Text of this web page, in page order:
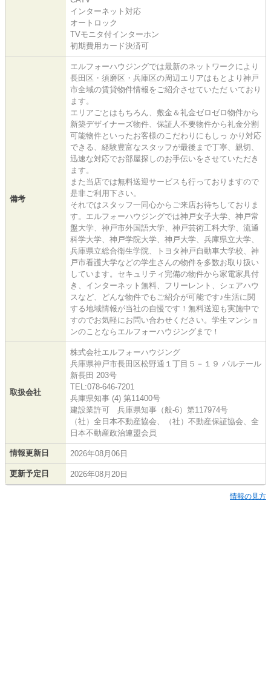
インターネット対応
オートロック
TVモニタ付インターホン
初期費用カード決済可
備考
エルフォーハウジングでは最新のネットワークにより
長田区・須磨区・兵庫区の周辺エリアはもとより神戸
市全域の賃貸物件情報をご紹介させていただ いており
ます。
エリアごとはもちろん、敷金＆礼金ゼロゼロ物件から
新築デザイナーズ物件、保証人不要物件から礼金分割
可能物件といったお客様のこだわりにもしっ かり対応
できる、経験豊富なスタッフが最後まで丁寧、親切、
迅速な対応でお部屋探しのお手伝いをさせていただき
ます。
また当店では無料送迎サービスも行っておりますので
是非ご利用下さい。
それではスタッフ一同心からご来店お待ちしておりま
す。エルフォーハウジングでは神戸女子大学、神戸常
盤大学、神戸市外国語大学、神戸芸術工科大学、流通
科学大学、神戸学院大学、神戸大学、兵庫県立大学、
兵庫県立総合衛生学院、トヨタ神戸自動車大学校、神
戸市看護大学などの学生さんの物件を多数お取り扱い
しています。セキュリティ完備の物件から家電家具付
き、インターネット無料、フリーレント、シェアハウ
スなど、どんな物件でもご紹介が可能です♪生活に関
する地域情報が当社の自慢です！無料送迎も実施中で
すのでお気軽にお問い合わせください。学生マンショ
ンのことならエルフォーハウジングまで！
取扱会社
株式会社エルフォーハウジング
兵庫県神戸市長田区松野通１丁目５－１９ パルテール
新長田 203号
TEL:078-646-7201
兵庫県知事 (4) 第11400号
建設業許可 兵庫県知事（般-6）第117974号
（社）全日本不動産協会、（社）不動産保証協会、全
日本不動産政治連盟会員
情報更新日 2026年08月06日
更新予定日 2026年08月20日
情報の見方